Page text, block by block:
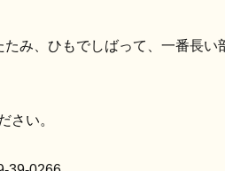
み、ひもでしばって、一番長
さい。